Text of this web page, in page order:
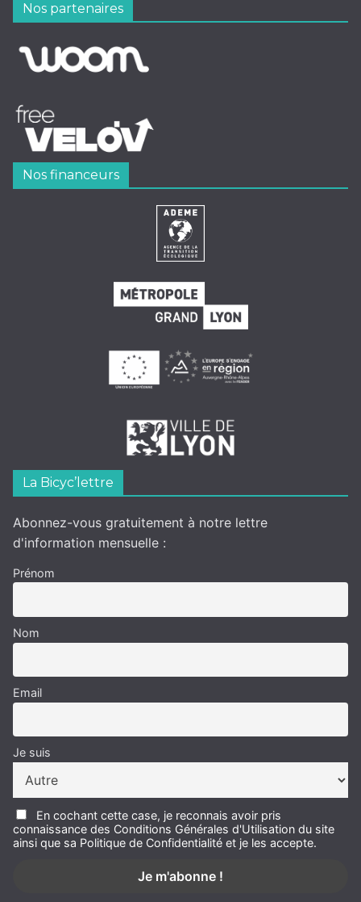
Nos partenaires
Nos financeurs
La Bicyc’lettre
Abonnez-vous gratuitement à notre lettre
d'information mensuelle :
Prénom
Nom
Email
Je suis
En cochant cette case, je reconnais avoir pris
connaissance des Conditions Générales d'Utilisation du site
ainsi que sa Politique de Confidentialité et je les accepte.